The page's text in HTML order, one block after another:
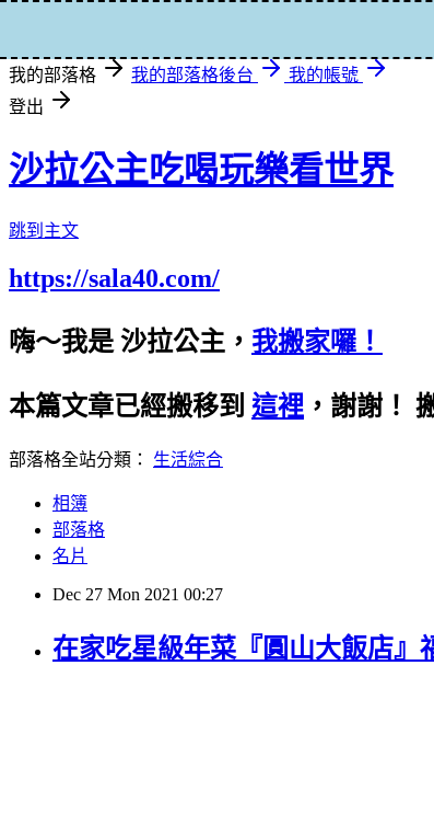
我的部落格 我的部落格後台
我的帳號
登出
沙拉公主吃喝玩樂看世界
跳到主文
https://sala40.com/
嗨～我是 沙拉公主， 我搬家囉！
本篇文章已經搬移到 這裡 ，謝謝！
部落格全站分類： 生活綜合
相簿
部落格
名片
Dec 27 Mon 2021 00:27
在家吃星級年菜『圓山大飯店